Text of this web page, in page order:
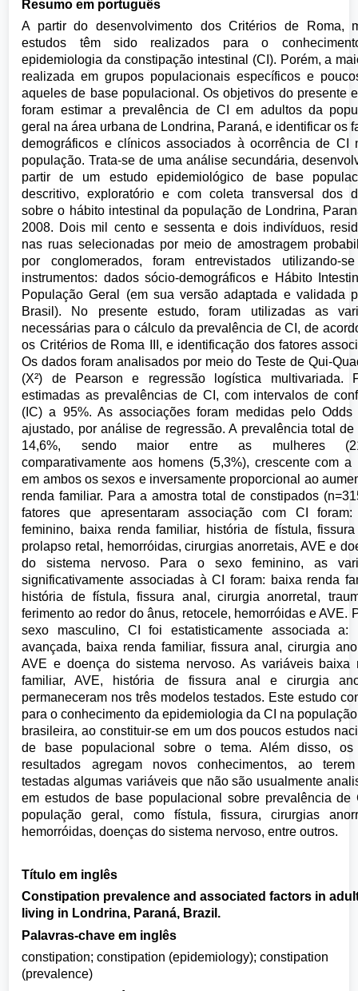
Resumo em português
A partir do desenvolvimento dos Critérios de Roma,
estudos têm sido realizados para o
epidemiologia da constipação intestinal (CI). Porém, a
realizada em grupos populacionais específicos e
aqueles de base populacional. Os objetivos do presente
foram estimar a prevalência de CI em adultos da
geral na área urbana de Londrina, Paraná, e identificar os
demográficos e clínicos associados à ocorrência de CI
população. Trata-se de uma análise secundária,
partir de um estudo epidemiológico de base
descritivo, exploratório e com coleta transversal dos
sobre o hábito intestinal da população de Londrina,
2008. Dois mil cento e sessenta e dois indivíduos,
nas ruas selecionadas por meio de amostragem
por conglomerados, foram entrevistados utilizando-
instrumentos: dados sócio-demográficos e Hábito
População Geral (em sua versão adaptada e validada
Brasil). No presente estudo, foram utilizadas as
necessárias para o cálculo da prevalência de CI, de
os Critérios de Roma III, e identificação dos fatores
Os dados foram analisados por meio do Teste de Qui-
(X²) de Pearson e regressão logística multivariada.
estimadas as prevalências de CI, com intervalos de
(IC) a 95%. As associações foram medidas pelo Odds
ajustado, por análise de regressão. A prevalência total de
14,6%, sendo maior entre as mulheres
comparativamente aos homens (5,3%), crescente com a
em ambos os sexos e inversamente proporcional ao
renda familiar. Para a amostra total de constipados
fatores que apresentaram associação com CI foram:
feminino, baixa renda familiar, história de fístula,
prolapso retal, hemorróidas, cirurgias anorretais, AVE e
do sistema nervoso. Para o sexo feminino, as
significativamente associadas à CI foram: baixa renda
história de fístula, fissura anal, cirurgia anorretal,
ferimento ao redor do ânus, retocele, hemorróidas e AVE.
sexo masculino, CI foi estatisticamente associada a:
avançada, baixa renda familiar, fissura anal, cirurgia
AVE e doença do sistema nervoso. As variáveis baixa
familiar, AVE, história de fissura anal e cirurgia
permaneceram nos três modelos testados. Este estudo
para o conhecimento da epidemiologia da CI na
brasileira, ao constituir-se em um dos poucos estudos
de base populacional sobre o tema. Além disso, os
resultados agregam novos conhecimentos, ao
testadas algumas variáveis que não são usualmente
em estudos de base populacional sobre prevalência de
população geral, como fístula, fissura, cirurgias
hemorróidas, doenças do sistema nervoso, entre outros.
Título em inglês
Constipation prevalence and associated factors in
living in Londrina, Paraná, Brazil.
Palavras-chave em inglês
constipation; constipation (epidemiology); constipation
(prevalence)